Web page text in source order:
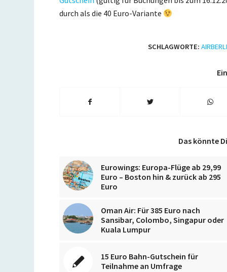
durch als die 40 Euro-Variante
SCHLAGWORTE:
Das könnte
Eurowings: Europa-Flüge ab 29,99
Euro – Boston hin & zurück ab 295
Euro
Oman Air: Für 385 Euro nach
Sansibar, Colombo, Singapur oder
Kuala Lumpur
15 Euro Bahn-Gutschein für
Teilnahme an Umfrage